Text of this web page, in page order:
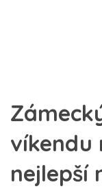
víkendu
nejlepší